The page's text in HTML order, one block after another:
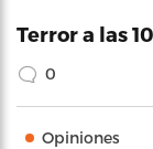
Terror a las
0
Opiniones